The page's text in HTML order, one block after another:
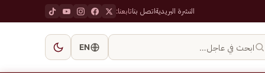
النشرة البريديةاتصل بناتابعنا:
ابحث في عاجل… EN